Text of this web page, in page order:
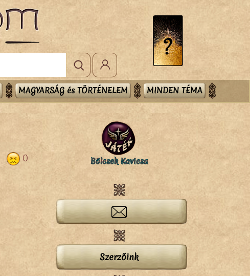
MAGYARSÁG és TÖRTÉNELEM MINDEN TÉMA
0 Bölcsek Kavicsa
Szerzőink